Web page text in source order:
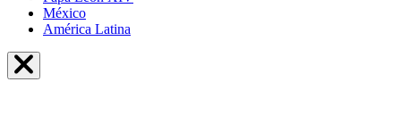
México
América Latina